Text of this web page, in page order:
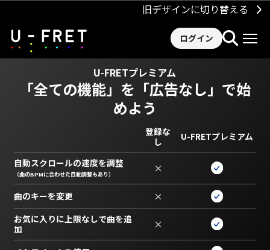
旧デザインに切り替える
ログイン
U-FRETプレミアム
「全ての機能」を 「広告なし」で始
めよう
登録な
し
U-FRETプレミアム
自動スクロールの速度を調整
（曲のBPMに合わせた自動調整もあり） ×
曲のキーを変更 ×
お気に入りに上限なしで曲を追
加
×